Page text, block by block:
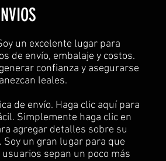
un excelente lugar para
de envío, embalaje y costos.
confianza y asegurarse
leales.
de envío. Haga clic aquí para
Simplemente haga clic en
agregar detalles sobre su
un gran lugar para que
sepan un poco más